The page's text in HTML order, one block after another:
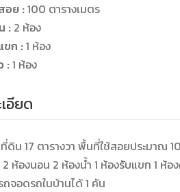
อย :100 ตารางเมตร
: 2 ห้อง
ขก :1 ห้อง
:1 ห้อง
อียด
ดิน 17 ตารางวา พื้นที่ใช้สอยประมาณ
ห้องนอน 2 ห้องน้ำ 1 ห้องรับแขก 1 ห้อ
ถจอดรถในบ้านได้ 1 คัน